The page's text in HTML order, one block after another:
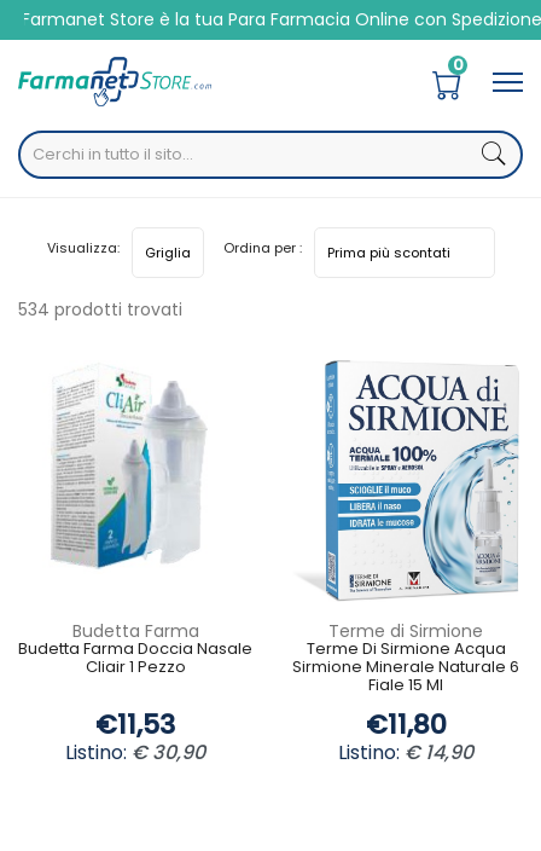
Store è la tua Para Farmacia Online con Spedizione
0
534 prodotti trovati
Visualizza: Ordina per :
Budetta Farma
Budetta Farma Doccia Nasale
Cliair 1 Pezzo
€11,53
Listino: € 30,90
Terme di Sirmione
Terme Di Sirmione Acqua
Sirmione Minerale Naturale 6
Fiale 15 Ml
€11,80
Listino: € 14,90